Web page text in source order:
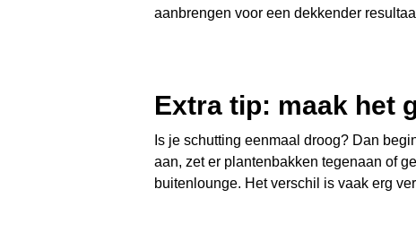
aanbrengen voor een dekkender
Extra tip: maak het
Is je schutting eenmaal droog? Dan
aan, zet er plantenbakken tegenaan of
buitenlounge. Het verschil is vaak erg